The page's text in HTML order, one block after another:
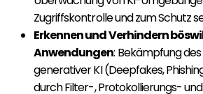
Zugriffskontrolle und zum Schutz
Erkennen und Verhindern
Anwendungen: Bekämpfung
generativer KI (Deepfakes,
durch Filter-, Protokollierungs- und